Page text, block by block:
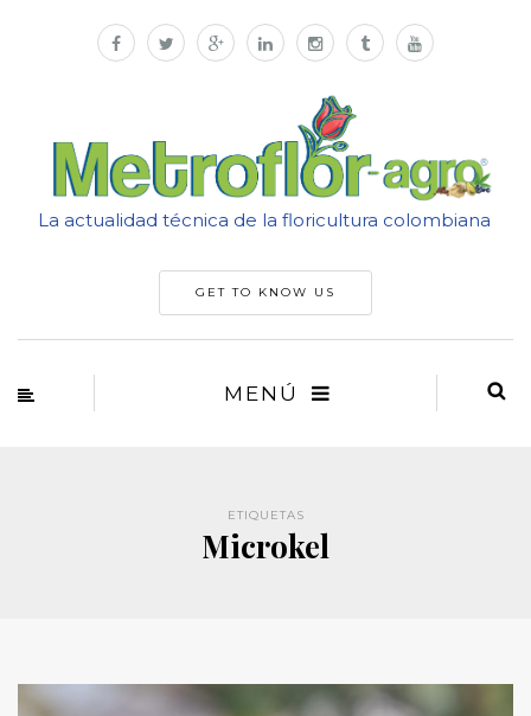
La actualidad técnica de la floricultura colombiana
GET TO KNOW US
MENÚ
ETIQUETAS
Microkel